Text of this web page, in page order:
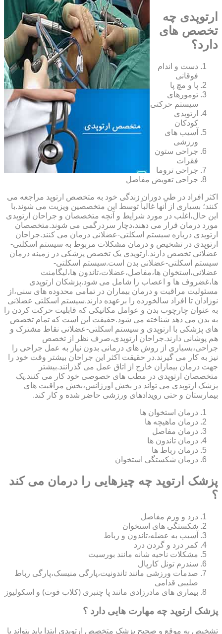
ارتوپدی چه
تخصص های
دارد؟
دست و اندام
فوقانی
پا و مچ پا
تومورهای
سیستم حرکتی
ارتوپدی
کودکان
آسیب های
ورزشی
جراحی ستون
فقرات
جراحی تروما
جراحی تعویض مفاصل
اکثر افراد در طی دوران زندگی خود به متخصص ارتوپد مراجعه می
کنند؛ بسیاری از آنها غالباً توسط این متخصصین ویزیت می شوند.با
این حال،اغلب در مورد شرایط و آنچه متخصصان و جراحان ارتوپدی
مورد درمان قرار می دهند،دچار سردرگمی می شوند.متخصصان
ارتوپدی درباره سیستم اسکلتی-عضلانی درمان می کنند.جراحان
ارتوپدی در تشخیص و درمان مشکلات مربوط به سیستم اسکلتی-
عضلانی تخصص دارند.ارتوپدی یک تخصص پزشکی در زمینه درمان
سیستم اسکلتی-عضلانی بدن است.سیستم اسکلتی-
عضلانی،استخوان ها،مفاصل،عضلات،تاندون ها،لیگامنت
ها،غضروف ها و اعصاب را شامل می شود.پزشکان ارتوپدی
مسئولیت مراقبت و درمان بیماران در تمامی محدوده های سنی،از
نوزادان تا افراد سالخورده را برعهده دارند.سیستم اسکلتی عضلانی
به عنوان چارچوب بدن و عوامل مکانیکی که قابلیت حرکت کردن را
به بدن می دهد شناخته می شود.حقیقت این است که تمام تخصص
های پزشکی با ارتوپدی و سیستم اسکلتی-عضلانی نقاط مشترک و
هم پوشانی دارند.جراحان ارتوپدی،صرف نظر از تخصص
جراحی،بسیاری از روش های درمانی بدون نیاز به عمل جراحی را
نیز به کار می گیرند.در حقیقت اکثر این جراحان بیشتر وقت خود را
جهت درمان بیماران خارج از اتاق عمل می گذرانند.بیشتر
متخصصان ارتوپدی در مطب های خصوصی خود کار می کنند.یک
پزشک ارتوپدی می تواند در بخش اورژانس،بخش مراقبت های
بیمارستان و حتی رویدادهای ورزشی حاضر شده و کار کند.
درمان استخوان ها
درمان ماهیچه ها
درمان مفاصل
درمان تاندون ها
درمان رباط ها
درمان شکستگی استخوان
پزشک ارتوپد چه چیزهایی را درمان می کند
؟
درد و ورم مفاصل
شکستگی های استخوان
آسیب به عضله،تاندون و رباط
کمر درد و گردن درد
مشکلات ناحیه شانه مانند بورسیت
سندرم تونل کارپال
صدمات ورزشی مانند تاندونیت،پارگی منیسک،پارگی رباط
صلیبی قدامی
بیماری های مادرزادی مانند پا چنبری (کلاب فوت) و اسکولیوز
پزشک ارتوپد چه مهارت هایی دارد ؟
تشخیص به موقع و صحیح پزشک متخصص ارتوپدی ابتدا باید بتواند با